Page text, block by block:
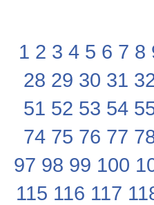
1 2 3 4 5 6 7 8
28 29 30 31
51 52 53 54
74 75 76 77
97 98 99 100
115 116 117